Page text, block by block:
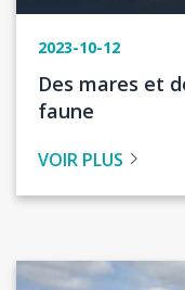
2023-10-12
Titre
de
Des mares et
faune
VOIR PLUS